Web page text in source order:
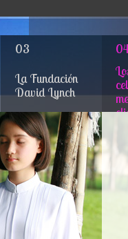
03
La Fundación
David Lynch
04